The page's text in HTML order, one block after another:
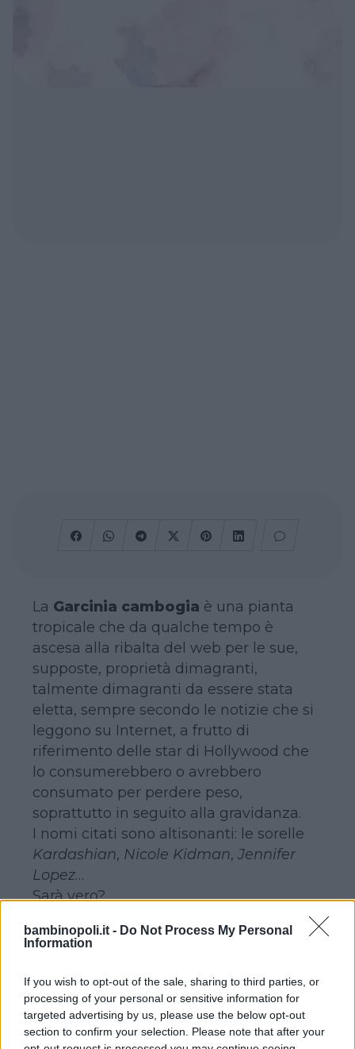
bambinopoli.it - Do Not Process My Personal
Information
If you wish to opt-out of the sale, sharing to third parties, or
processing of your personal or sensitive information for
targeted advertising by us, please use the below opt-out
section to confirm your selection. Please note that after your
La Garcinia cambogia è una pianta
tropicale che da qualche tempo è
ascesa alla ribalta del web per le sue,
supposte, proprietà dimagranti,
talmente dimagranti da essere stata
eletta, sempre secondo le notizie che si
leggono su Internet, a frutto di
riferimento delle star di Hollywood che
lo consumerebbero o avrebbero
consumato per perdere peso,
soprattutto in seguito alla gravidanza.
I nomi citati sono altisonanti: le sorelle
Kardashian, Nicole Kidman, Jennifer
Lopez…
Sarà vero?
L’essenza di questo frutto altrimenti
nasconderebbe nella sua buccia ricca di
acido idrossicitrico(HCA ).
Questa sostanza, a quanto dicono i suoi
sostenitori (e le pubblicità) non solo